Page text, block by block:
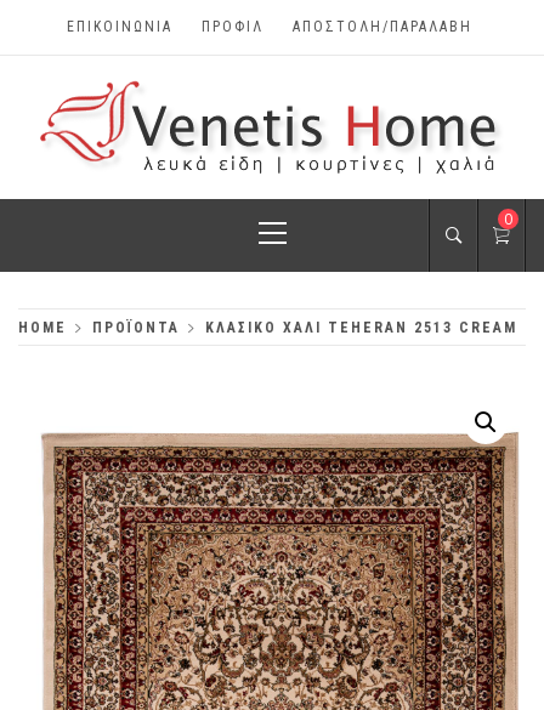
ΕΠΙΚΟΙΝΩΝΊΑ ΠΡΟΦΊΛ ΑΠΟΣΤΟΛΗ/ΠΑΡΑΛΑΒΗ
VENETIS HOME
ΧΑΛΙΆ, ΛΕΥΚΆ
Menu
0
HOME ΠΡΟΪΌΝΤΑ ΚΛΑΣΙΚΌ ΧΑΛΊ TEHERAN 2513 CREAM